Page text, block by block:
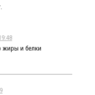
жиры и белки